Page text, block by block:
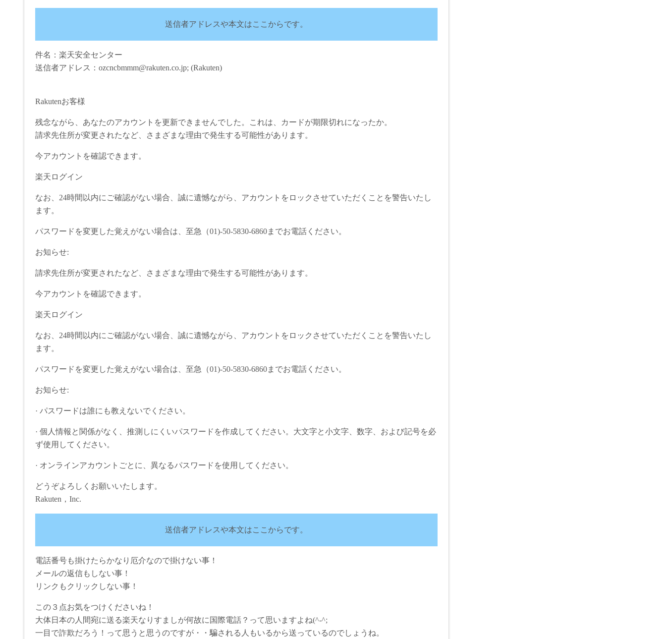
送信者アドレスや本文はここからです。
件名：楽天安全センター
送信者アドレス：ozcncbmmm@rakuten.co.jp; (Rakuten)
Rakutenお客様
残念ながら、あなたのアカウントを更新できませんでした。これは、カードが期限切れになったか。
請求先住所が変更されたなど、さまざまな理由で発生する可能性があります。
今アカウントを確認できます。
楽天ログイン
なお、24時間以内にご確認がない場合、誠に遺憾ながら、アカウントをロックさせていただくことを警告いたし
ます。
パスワードを変更した覚えがない場合は、至急（01)-50-5830-6860までお電話ください。
お知らせ:
請求先住所が変更されたなど、さまざまな理由で発生する可能性があります。
今アカウントを確認できます。
楽天ログイン
なお、24時間以内にご確認がない場合、誠に遺憾ながら、アカウントをロックさせていただくことを警告いたし
ます。
パスワードを変更した覚えがない場合は、至急（01)-50-5830-6860までお電話ください。
お知らせ:
· パスワードは誰にも教えないでください。
· 個人情報と関係がなく、推測しにくいパスワードを作成してください。大文字と小文字、数字、および記号を必
ず使用してください。
· オンラインアカウントごとに、異なるパスワードを使用してください。
どうぞよろしくお願いいたします。
Rakuten，Inc.
送信者アドレスや本文はここからです。
電話番号も掛けたらかなり厄介なので掛けない事！
メールの返信もしない事！
リンクもクリックしない事！
この３点お気をつけくださいね！
大体日本の人間宛に送る楽天なりすましが何故に国際電話？って思いますよね(^-^;
一目で詐欺だろう！って思うと思うのですが・・騙される人もいるから送っているのでしょうね。